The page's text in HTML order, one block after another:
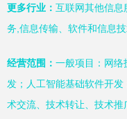
更多行业： 互联网其他信息
务,信息传输、软件和信息
经营范围： 一般项目：网络
发；人工智能基础软件开
术交流、技术转让、技术